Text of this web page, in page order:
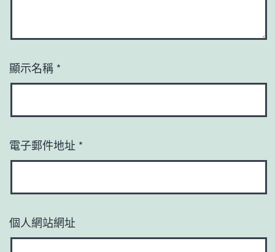
顯示名稱 *
電子郵件地址 *
個人網站網址